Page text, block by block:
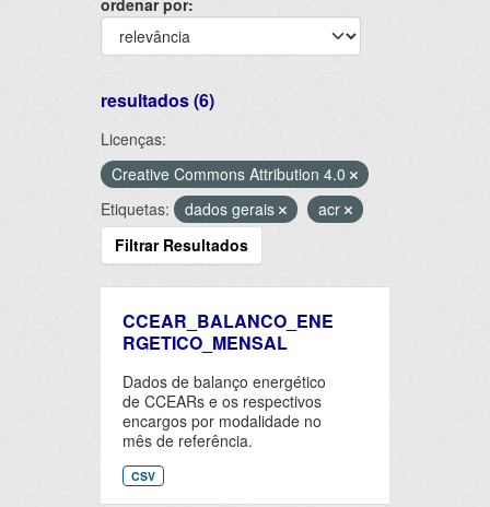
ordenar por
resultados (6)
Licenças:
Creative Commons Attribution 4.0
Etiquetas:
dados gerais
acr
Filtrar Resultados
CCEAR_BALANCO_ENE
RGETICO_MENSAL
Dados de balanço energético
de CCEARs e os respectivos
encargos por modalidade no
mês de referência.
CSV